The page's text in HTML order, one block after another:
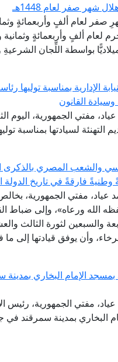
شهر صفر لعام 1448هـ
صفر لعام ألفٍ وأربعمائةٍ
لعام ألفٍ وأربعمائةٍ
بواسطة اللِّجان الشرعيةِ
الإدارية بمناسبة توليها
القانون
مفتي الجمهورية، اليوم
التهنئة لسيادتها بمناسبة
فارقةً في تاريخ الدولة
عياد، مفتي الجمهورية،
الله ورعاه»، وإلى ضباط
والسبعين لثورة الثالث
وأن يوفق قيادتها إلى
الإمام البخاري
مفتي الجمهورية، رئيس
البخاري بمدينة سمرقند